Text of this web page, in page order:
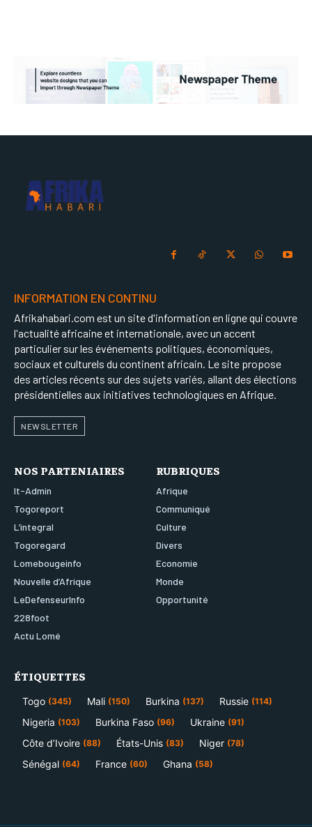
INFORMATION EN CONTINU
Afrikahabari.com est un site d'information en ligne qui couvre
l'actualité africaine et internationale, avec un accent
particulier sur les événements politiques, économiques,
sociaux et culturels du continent africain. Le site propose
des articles récents sur des sujets variés, allant des élections
présidentielles aux initiatives technologiques en Afrique.
NEWSLETTER
NOS PARTENIAIRES
It-Admin
Togoreport
L’integral
Togoregard
Lomebougeinfo
Nouvelle d’Afrique
LeDefenseurInfo
228foot
Actu Lomé
RUBRIQUES
Afrique
Communiqué
Culture
Divers
Economie
Monde
Opportunité
ÉTIQUETTES
Togo (345) Mali (150) Burkina (137) Russie (114)
Nigeria (103) Burkina Faso (96) Ukraine (91)
Côte d’Ivoire (88) États-Unis (83) Niger (78)
Sénégal (64) France (60) Ghana (58)